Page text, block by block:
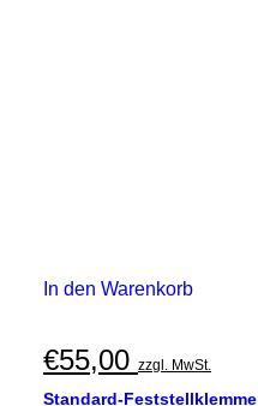
In den Warenkorb
€55,00 zzgl. MwSt.
Standard-Feststellklemme